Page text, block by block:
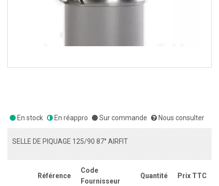
En stock En réappro Sur commande Nous consulter
SELLE DE PIQUAGE 125/90 87° AIRFIT
Référence
Code
Fournisseur
Quantité Prix TTC